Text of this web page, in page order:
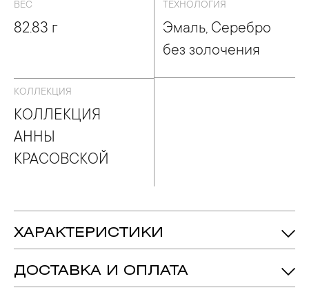
ВЕС
82.83 г
ТЕХНОЛОГИЯ
Эмаль, Серебро
без золочения
КОЛЛЕКЦИЯ
КОЛЛЕКЦИЯ
АННЫ
КРАСОВСКОЙ
ХАРАКТЕРИСТИКИ
Металл: Серебро 925
ДОСТАВКА И ОПЛАТА